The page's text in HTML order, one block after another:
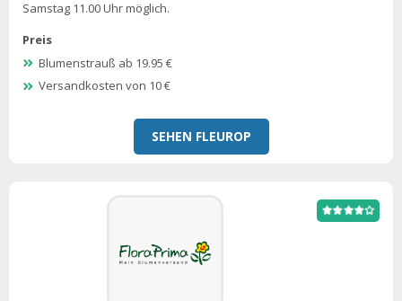
Samstag 11.00 Uhr möglich.
Preis
Blumenstrauß ab 19.95 €
Versandkosten von 10 €
SEHEN FLEUROP